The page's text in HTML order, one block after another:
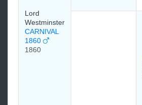
Lord
Westminster
CARNIVAL
1860
1860